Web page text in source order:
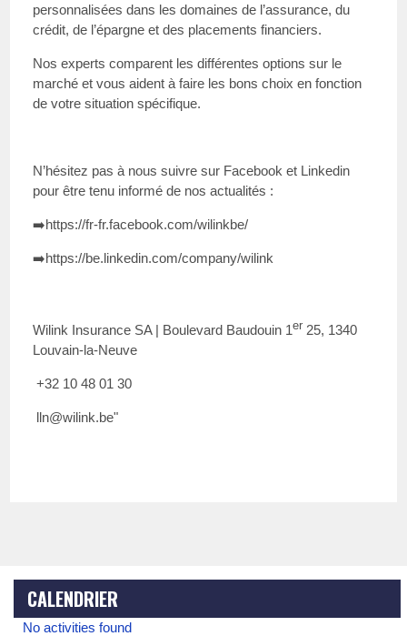
personnalisées dans les domaines de l’assurance, du
crédit, de l’épargne et des placements financiers.
Nos experts comparent les différentes options sur le
marché et vous aident à faire les bons choix en fonction
de votre situation spécifique.
N’hésitez pas à nous suivre sur Facebook et Linkedin
pour être tenu informé de nos actualités :
➡️https://fr-fr.facebook.com/wilinkbe/
➡️https://be.linkedin.com/company/wilink
Wilink Insurance SA | Boulevard Baudouin 1er 25, 1340
Louvain-la-Neuve
+32 10 48 01 30
lln@wilink.be"
CALENDRIER
No activities found